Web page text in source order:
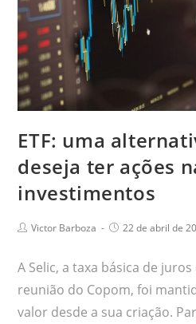
ETF: uma
deseja ter ações
investimentos
Victor Barboza 22 de abril de
A Selic, a taxa básica de
reunião do Copom, foi
valor desde a sua criação.